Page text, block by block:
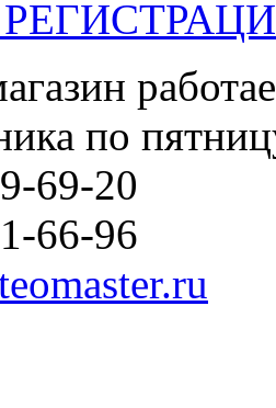
по
69-20
66-96